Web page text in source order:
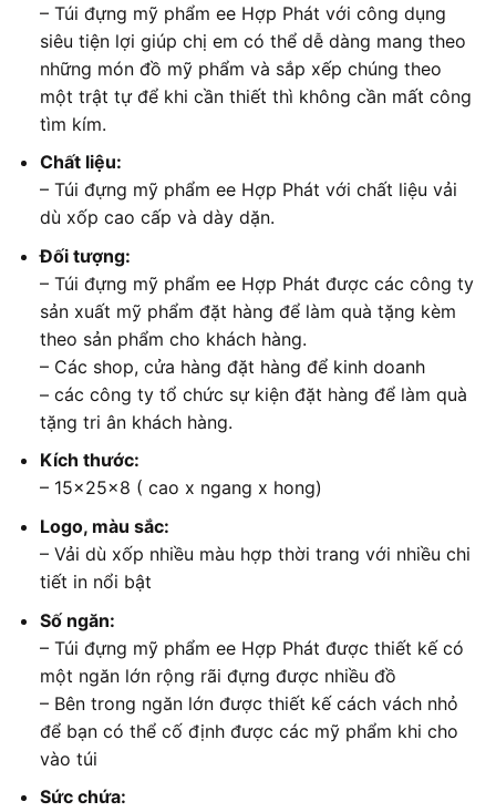
– Túi đựng mỹ phẩm ee Hợp Phát với công dụng
siêu tiện lợi giúp chị em có thể dễ dàng mang theo
những món đồ mỹ phẩm và sắp xếp chúng theo
một trật tự để khi cần thiết thì không cần mất công
tìm kím.
Chất liệu:
– Túi đựng mỹ phẩm ee Hợp Phát với chất liệu vải
dù xốp cao cấp và dày dặn.
Đối tượng:
– Túi đựng mỹ phẩm ee Hợp Phát được các công ty
sản xuất mỹ phẩm đặt hàng để làm quà tặng kèm
theo sản phẩm cho khách hàng.
– Các shop, cửa hàng đặt hàng để kinh doanh
– các công ty tổ chức sự kiện đặt hàng để làm quà
tặng tri ân khách hàng.
Kích thước:
– 15x25x8 ( cao x ngang x hong)
Logo, màu sắc:
– Vải dù xốp nhiều màu hợp thời trang với nhiều chi
tiết in nổi bật
Số ngăn:
– Túi đựng mỹ phẩm ee Hợp Phát được thiết kế có
một ngăn lớn rộng rãi đựng được nhiều đồ
– Bên trong ngăn lớn được thiết kế cách vách nhỏ
để bạn có thể cố định được các mỹ phẩm khi cho
vào túi
Sức chứa: